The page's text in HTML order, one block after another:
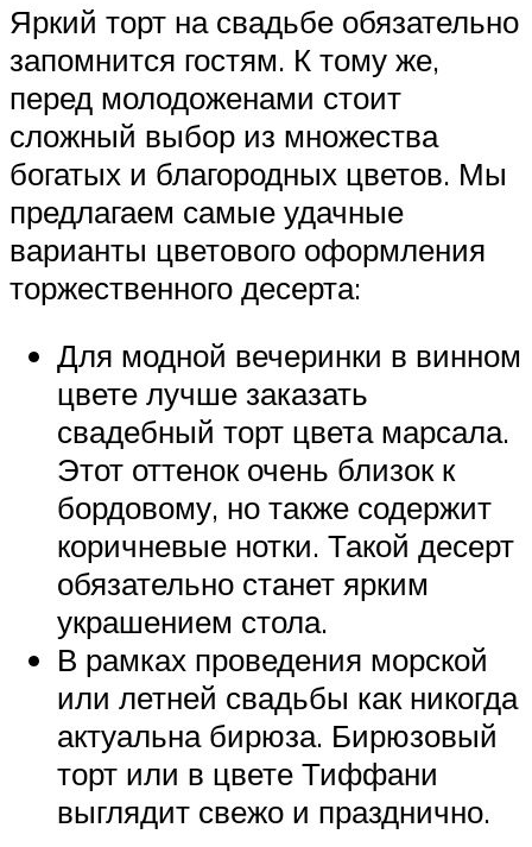
Яркий торт на свадьбе обязательно
запомнится гостям. К тому же,
перед молодоженами стоит
сложный выбор из множества
богатых и благородных цветов. Мы
предлагаем самые удачные
варианты цветового оформления
торжественного десерта:
Для модной вечеринки в винном
цвете лучше заказать
свадебный торт цвета марсала.
Этот оттенок очень близок к
бордовому, но также содержит
коричневые нотки. Такой десерт
обязательно станет ярким
украшением стола.
В рамках проведения морской
или летней свадьбы как никогда
актуальна бирюза. Бирюзовый
торт или в цвете Тиффани
выглядит свежо и празднично.